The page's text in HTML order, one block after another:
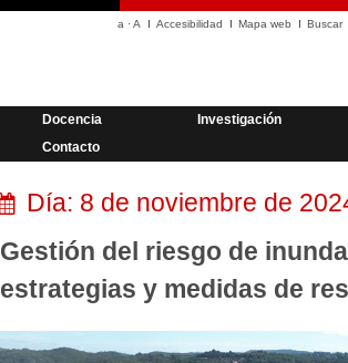
a ·A Accesibilidad Mapa web Buscar
Docencia Investigación
Contacto
Día: 8 de noviembre de
Gestión del riesgo de
estrategias y medidas de